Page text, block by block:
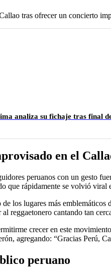
tras ofrecer un concierto
analiza su fichaje tras final
en el
peruanos con un gesto
que rápidamente se volvió viral
los lugares más
reggaetonero cantando tan
crecer en este
agregando: “Gracias Perú,
peruano